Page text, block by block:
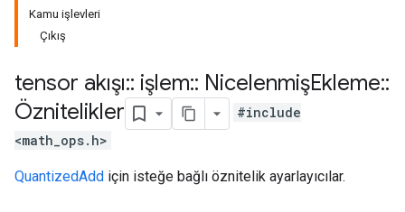
Kamu işlevleri
Çıkış
tensor akışı:: işlem:: NicelenmişEkleme::
Öznitelikler
#include
<math_ops.h>
QuantizedAdd için isteğe bağlı öznitelik ayarlayıcılar.